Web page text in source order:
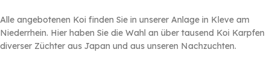
Alle angebotenen Koi finden Sie in unserer Anlage in Kleve am
Niederrhein. Hier haben Sie die Wahl an über tausend Koi Karpfen
diverser Züchter aus Japan und aus unseren Nachzuchten.